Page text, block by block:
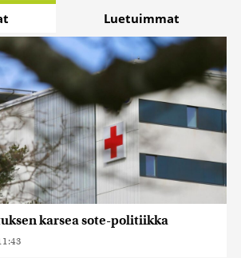
Luetuimmat
karsea sote-politiikka